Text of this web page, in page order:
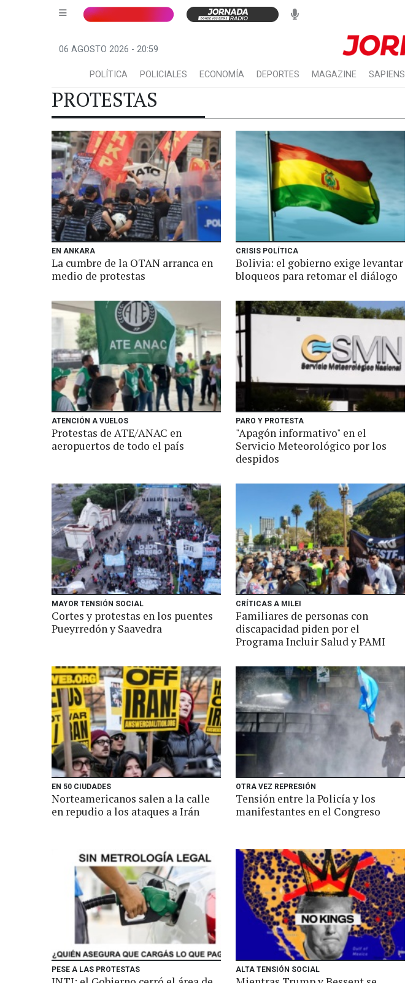
06 AGOSTO 2026 - 20:59
POLÍTICA POLICIALES ECONOMÍA DEPORTES MAGAZINE SAPIENS
PROTESTAS
EN ANKARA
La cumbre de la OTAN arranca en
medio de protestas
CRISIS POLÍTICA
Bolivia: el gobierno exige levantar
bloqueos para retomar el diálogo
ATENCIÓN A VUELOS
Protestas de ATE/ANAC en
aeropuertos de todo el país
PARO Y PROTESTA
"Apagón informativo" en el
Servicio Meteorológico por los
despidos
MAYOR TENSIÓN SOCIAL
Cortes y protestas en los puentes
Pueyrredón y Saavedra
CRÍTICAS A MILEI
Familiares de personas con
discapacidad piden por el
Programa Incluir Salud y PAMI
EN 50 CIUDADES
Norteamericanos salen a la calle
en repudio a los ataques a Irán
OTRA VEZ REPRESIÓN
Tensión entre la Policía y los
manifestantes en el Congreso
PESE A LAS PROTESTAS ALTA TENSIÓN SOCIAL